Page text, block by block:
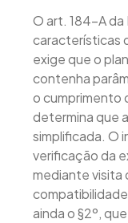
O art. 184-A da
características
exige que o
contenha
o cumprimento
determina que
simplificada. O
verificação da
mediante visita
ainda o §2º,